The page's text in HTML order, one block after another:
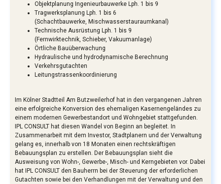
Objektplanung Ingenieurbauwerke Lph. 1 bis 9
Tragwerksplanung Lph. 1 bis 6
(Schachtbauwerke, Mischwasserstauraumkanal)
Technische Ausrüstung Lph. 1 bis 9
(Fernwirktechnik, Schieber, Vakuumanlage)
Örtliche Bauüberwachung
Hydraulische und hydrodynamische Berechnung
Verkehrsgutachten
Leitungstrassenkoordinierung
Im Kölner Stadtteil Am Butzweilerhof hat in den vergangenen Jahren
eine erfolgreiche Konversion des ehemaligen Kasernengeländes zu
einem modernen Gewerbestandort und Wohngebiet stattgefunden.
IPL CONSULT hat diesen Wandel von Beginn an begleitet. In
Zusammenarbeit mit dem Investor, Stadtplanern und der Verwaltung
gelang es, innerhalb von 18 Monaten einen rechtskräftigen
Bebauungsplan zu erstellen. Der Bebauungsplan sieht die
Ausweisung von Wohn-, Gewerbe-, Misch- und Kerngebieten vor. Dabei
hat IPL CONSULT den Bauherrn bei der Steuerung der erforderlichen
Gutachten sowie bei den Verhandlungen mit der Verwaltung und den